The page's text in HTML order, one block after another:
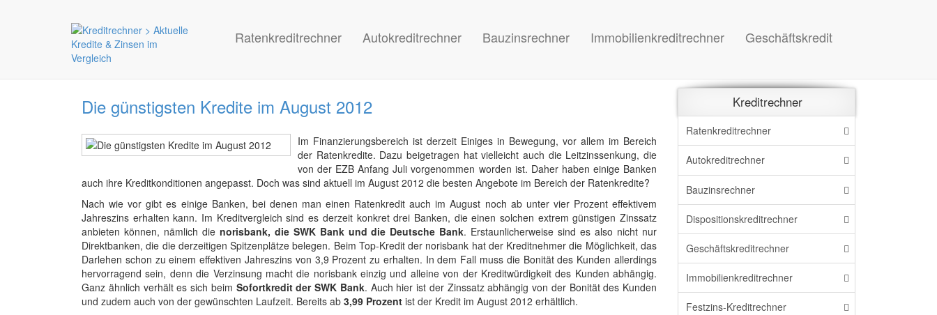
Ratenkreditrechner Autokreditrechner Bauzinsrechner Immobilienkreditrechner Geschäftskredit
Die günstigsten Kredite im August 2012
Im Finanzierungsbereich ist derzeit Einiges in Bewegung, vor allem im Bereich
der Ratenkredite. Dazu beigetragen hat vielleicht auch die Leitzinssenkung, die
von der EZB Anfang Juli vorgenommen worden ist. Daher haben einige Banken
auch ihre Kreditkonditionen angepasst. Doch was sind aktuell im August 2012 die besten Angebote im Bereich der Ratenkredite?
Nach wie vor gibt es einige Banken, bei denen man einen Ratenkredit auch im August noch ab unter vier Prozent effektivem
Jahreszins erhalten kann. Im Kreditvergleich sind es derzeit konkret drei Banken, die einen solchen extrem günstigen Zinssatz
anbieten können, nämlich die norisbank, die SWK Bank und die Deutsche Bank. Erstaunlicherweise sind es also nicht nur
Direktbanken, die die derzeitigen Spitzenplätze belegen. Beim Top-Kredit der norisbank hat der Kreditnehmer die Möglichkeit, das
Darlehen schon zu einem effektiven Jahreszins von 3,9 Prozent zu erhalten. In dem Fall muss die Bonität des Kunden allerdings
hervorragend sein, denn die Verzinsung macht die norisbank einzig und alleine von der Kreditwürdigkeit des Kunden abhängig.
Ganz ähnlich verhält es sich beim Sofortkredit der SWK Bank. Auch hier ist der Zinssatz abhängig von der Bonität des Kunden
und zudem auch von der gewünschten Laufzeit. Bereits ab 3,99 Prozent ist der Kredit im August 2012 erhältlich.
Kreditrechner
Ratenkreditrechner
Autokreditrechner
Bauzinsrechner
Dispositionskreditrechner
Geschäftskreditrechner
Immobilienkreditrechner
Festzins-Kreditrechner